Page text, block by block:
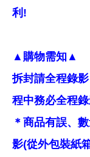
利!
▲購物需知▲
拆封請全程錄
程中務必全程
＊商品有誤、
影(從外包裝紙